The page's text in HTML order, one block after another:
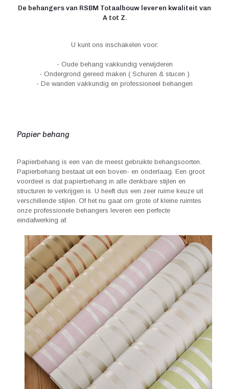
De behangers van RSBM Totaalbouw leveren kwaliteit van
A tot Z.
U kunt ons inschakelen voor:
- Oude behang vakkundig verwijderen
- Ondergrond gereed maken ( Schuren & stucen )
- De wanden vakkundig en professioneel behangen
Papier behang
Papierbehang is een van de meest gebruikte behangsoorten.
Papierbehang bestaat uit een boven- en onderlaag. Een groot
voordeel is dat papierbehang in alle denkbare stijlen en
structuren te verkrijgen is. U heeft dus een zeer ruime keuze uit
verschillende stijlen. Of het nu gaat om grote of kleine ruimtes
onze professionele behangers leveren een perfecte
eindafwerking af.